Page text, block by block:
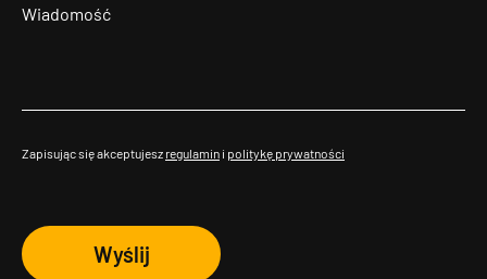
Zapisując się akceptujesz regulamin i politykę prywatności
Wyślij